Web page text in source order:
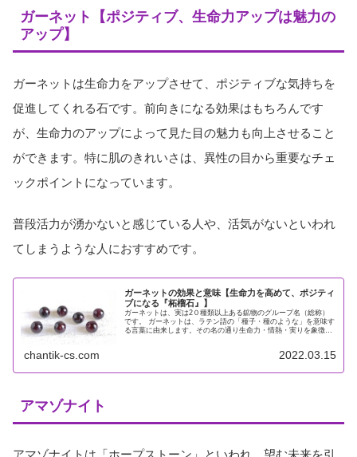
ガーネット【ポジティブ、生命力アップは魅力の
アップ】
ガーネットは生命力をアップさせて、ポジティブな気持ちを
促進してくれる石です。前向きになる効果はもちろんです
が、生命力のアップによって見た目の魅力も向上させること
ができます。特に肌のきれいさは、異性の目から重要なチェ
ックポイントになっています。
普段活力が湧かないと感じている人や、活気がないといわれ
てしまうような人におすすめです。
ガーネットの効果と意味【生命力を高めて、ポジティ
ブになる『柘榴石』】
ガーネットは、実は2０種類以上ある鉱物のグループ名（総称）
です。 ガーネットは、ラテン語の「種子・種のような」を意味す
る言葉に由来します。その名の通り生命力・情熱・実りを象徴し
chantik-cs.com 2022.03.15
アマゾナイト